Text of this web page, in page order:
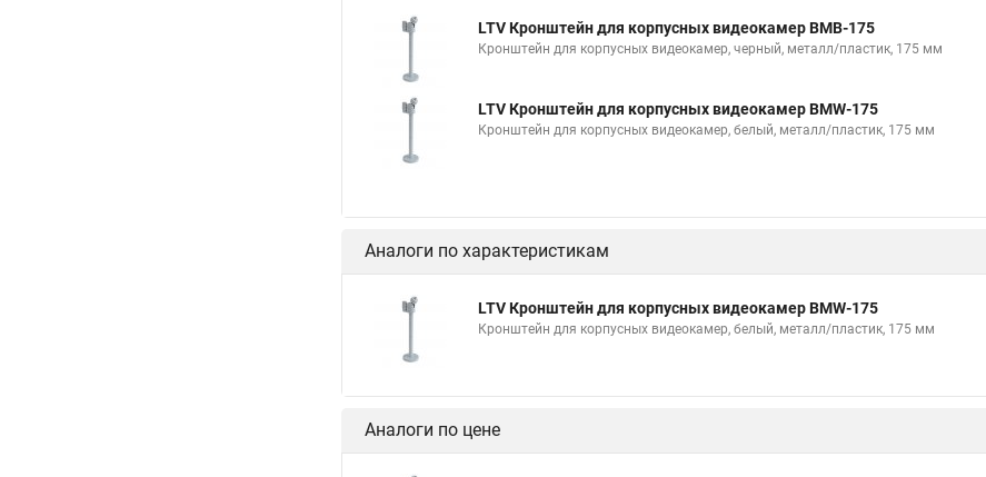
LTV Кронштейн для корпусных видеокамер BMB-175
Кронштейн для корпусных видеокамер, черный, металл/пластик, 175 мм
LTV Кронштейн для корпусных видеокамер BMW-175
Кронштейн для корпусных видеокамер, белый, металл/пластик, 175 мм
Аналоги по характеристикам
LTV Кронштейн для корпусных видеокамер BMW-175
Кронштейн для корпусных видеокамер, белый, металл/пластик, 175 мм
Аналоги по цене